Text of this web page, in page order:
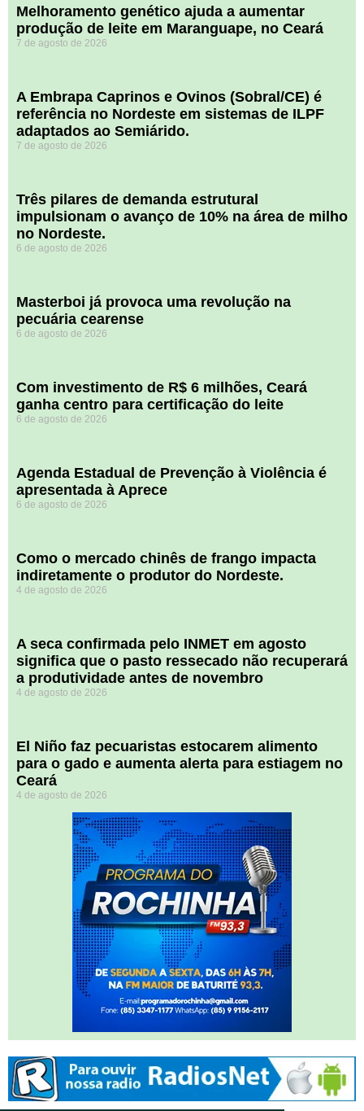
Melhoramento genético ajuda a aumentar
produção de leite em Maranguape, no Ceará
7 de agosto de 2026
A Embrapa Caprinos e Ovinos (Sobral/CE) é
referência no Nordeste em sistemas de ILPF
adaptados ao Semiárido.
7 de agosto de 2026
​Três pilares de demanda estrutural
impulsionam o avanço de 10% na área de milho
no Nordeste.
6 de agosto de 2026
Masterboi já provoca uma revolução na
pecuária cearense
6 de agosto de 2026
Com investimento de R$ 6 milhões, Ceará
ganha centro para certificação do leite
6 de agosto de 2026
Agenda Estadual de Prevenção à Violência é
apresentada à Aprece
6 de agosto de 2026
​Como o mercado chinês de frango impacta
indiretamente o produtor do Nordeste.
4 de agosto de 2026
A seca confirmada pelo INMET em agosto
significa que o pasto ressecado não recuperará
a produtividade antes de novembro
4 de agosto de 2026
El Niño faz pecuaristas estocarem alimento
para o gado e aumenta alerta para estiagem no
Ceará
4 de agosto de 2026